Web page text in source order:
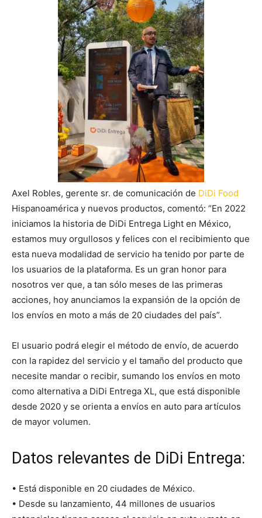
Axel Robles, gerente sr. de comunicación de DiDi Food
Hispanoamérica y nuevos productos, comentó: “En 2022
iniciamos la historia de DiDi Entrega Light en México,
estamos muy orgullosos y felices con el recibimiento que
esta nueva modalidad de servicio ha tenido por parte de
los usuarios de la plataforma. Es un gran honor para
nosotros ver que, a tan sólo meses de las primeras
acciones, hoy anunciamos la expansión de la opción de
los envíos en moto a más de 20 ciudades del país”.
El usuario podrá elegir el método de envío, de acuerdo
con la rapidez del servicio y el tamaño del producto que
necesite mandar o recibir, sumando los envíos en moto
como alternativa a DiDi Entrega XL, que está disponible
desde 2020 y se orienta a envíos en auto para artículos
de mayor volumen.
Datos relevantes de DiDi Entrega:
• Está disponible en 20 ciudades de México.
• Desde su lanzamiento, 44 millones de usuarios